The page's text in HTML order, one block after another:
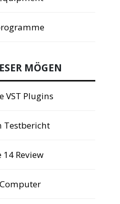
MÖGEN
VST Plugins
Testbericht
14 Review